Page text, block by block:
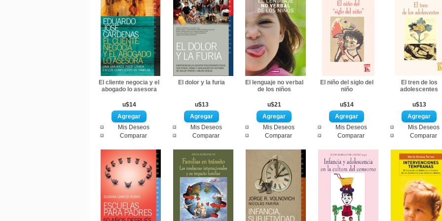
El cliente negocia y el
abogado lo asesora
u$14
Mis Deseos
Comparar
El dolor y la furia
u$13
Mis Deseos
Comparar
El lenguaje no verbal
de los niños
u$21
Mis Deseos
Comparar
El niño del siglo del
niño
u$14
Mis Deseos
Comparar
El tren de los
adolescentes
u$13
Mis Deseos
Comparar